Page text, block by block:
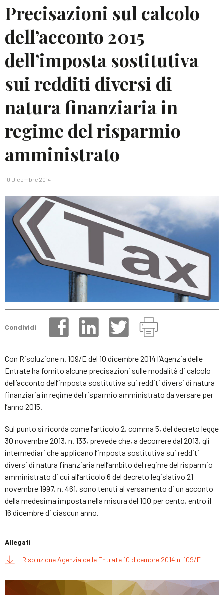
Precisazioni sul calcolo
dell’acconto 2015
dell’imposta sostitutiva
sui redditi diversi di
natura finanziaria in
regime del risparmio
amministrato
10 Dicembre 2014
Condividi
Con Risoluzione n. 109/E del 10 dicembre 2014 l’Agenzia delle
Entrate ha fornito alcune precisazioni sulle modalità di calcolo
dell’acconto dell’imposta sostitutiva sui redditi diversi di natura
finanziaria in regime del risparmio amministrato da versare per
l’anno 2015.
Sul punto si ricorda come l’articolo 2, comma 5, del decreto legge
30 novembre 2013, n. 133, prevede che, a decorrere dal 2013, gli
intermediari che applicano l’imposta sostitutiva sui redditi
diversi di natura finanziaria nell’ambito del regime del risparmio
amministrato di cui all’articolo 6 del decreto legislativo 21
novembre 1997, n. 461, sono tenuti al versamento di un acconto
della medesima imposta nella misura del 100 per cento, entro il
16 dicembre di ciascun anno.
Allegati
Risoluzione Agenzia delle Entrate 10 dicembre 2014 n. 109/E